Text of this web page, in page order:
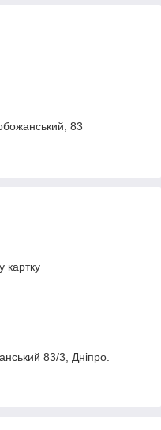
83
картку
83/3, Дніпро.